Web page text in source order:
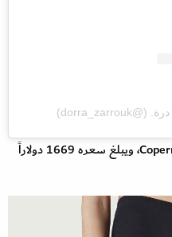
البنطال بالتصميم المبتكر من ماركة Coperni، ويبلغ سعره 1669 دولاراً